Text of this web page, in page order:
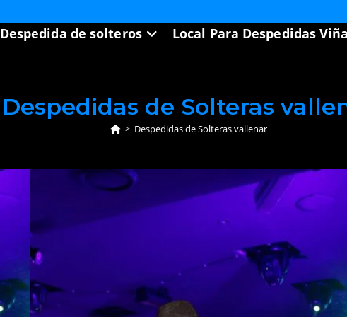
Despedida de solteros Local Para Despedidas Viña
Despedidas de Solteras
> Despedidas de Solteras vallenar